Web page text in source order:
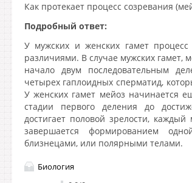
Как протекает процесс созревания
Подробный ответ:
У мужских и женских гамет
различиями. В случае мужских гамет,
начало двум последовательным
четырех гаплоидных сперматид,
У женских гамет мейоз начинается
стадии первого деления до
достигает половой зрелости,
завершается формированием
близнецами, или полярными телами.
Биология